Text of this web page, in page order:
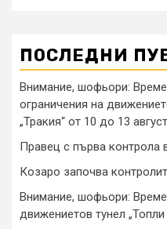
ПОСЛЕДНИ
Внимание, шофьори:
ограничения на
„Тракия“ от 10 до 13 август
Правец с първа контрола
Козаро започва
Внимание, шофьори:
движениетов тунел